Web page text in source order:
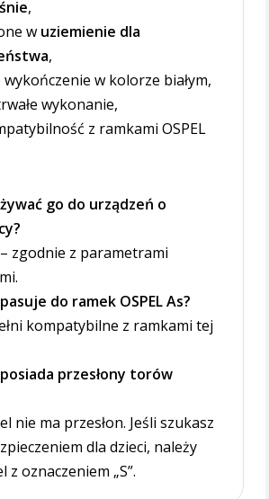
,
w uziemienie dla
,
wykończenie w kolorze białym,
wykonanie,
z ramkami OSPEL
go do urządzeń o
zgodnie z parametrami
do ramek OSPEL As?
kompatybilne z ramkami tej
przesłony torów
nie ma przesłon. Jeśli szukasz
dla dzieci, należy
z oznaczeniem „S”.